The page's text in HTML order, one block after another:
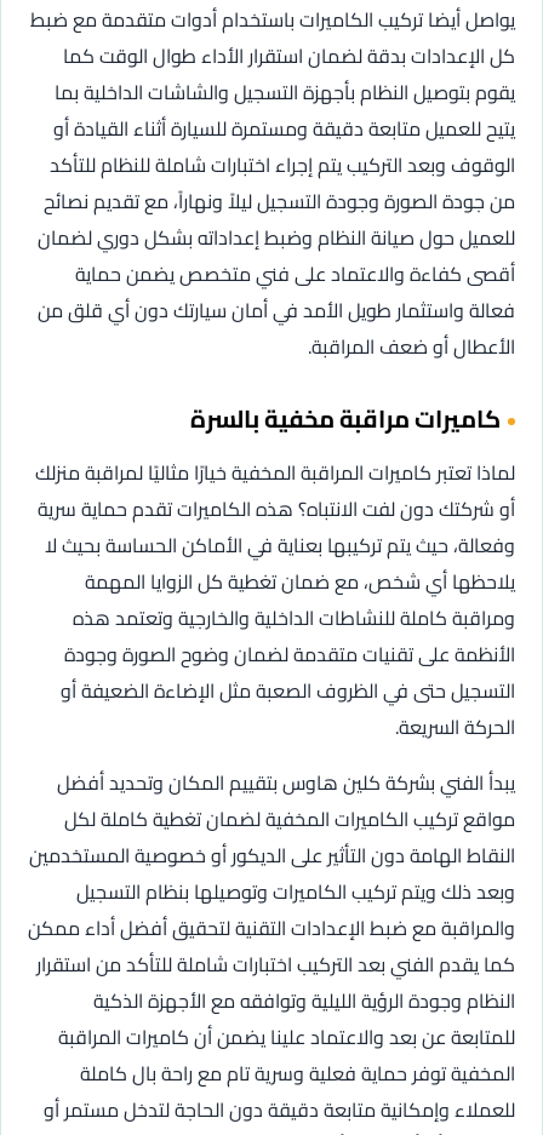
يواصل أيضا تركيب الكاميرات باستخدام أدوات متقدمة مع ضبط
كل الإعدادات بدقة لضمان استقرار الأداء طوال الوقت كما
يقوم بتوصيل النظام بأجهزة التسجيل والشاشات الداخلية بما
يتيح للعميل متابعة دقيقة ومستمرة للسيارة أثناء القيادة أو
الوقوف وبعد التركيب يتم إجراء اختبارات شاملة للنظام للتأكد
من جودة الصورة وجودة التسجيل ليلاً ونهاراً، مع تقديم نصائح
للعميل حول صيانة النظام وضبط إعداداته بشكل دوري لضمان
أقصى كفاءة والاعتماد على فني متخصص يضمن حماية
فعالة واستثمار طويل الأمد في أمان سيارتك دون أي قلق من
الأعطال أو ضعف المراقبة.
كاميرات مراقبة مخفية بالسرة
لماذا تعتبر كاميرات المراقبة المخفية خيارًا مثاليًا لمراقبة منزلك
أو شركتك دون لفت الانتباه؟ هذه الكاميرات تقدم حماية سرية
وفعالة، حيث يتم تركيبها بعناية في الأماكن الحساسة بحيث لا
يلاحظها أي شخص، مع ضمان تغطية كل الزوايا المهمة
ومراقبة كاملة للنشاطات الداخلية والخارجية وتعتمد هذه
الأنظمة على تقنيات متقدمة لضمان وضوح الصورة وجودة
التسجيل حتى في الظروف الصعبة مثل الإضاءة الضعيفة أو
الحركة السريعة.
يبدأ الفني بشركة كلين هاوس بتقييم المكان وتحديد أفضل
مواقع تركيب الكاميرات المخفية لضمان تغطية كاملة لكل
النقاط الهامة دون التأثير على الديكور أو خصوصية المستخدمين
وبعد ذلك ويتم تركيب الكاميرات وتوصيلها بنظام التسجيل
والمراقبة مع ضبط الإعدادات التقنية لتحقيق أفضل أداء ممكن
كما يقدم الفني بعد التركيب اختبارات شاملة للتأكد من استقرار
النظام وجودة الرؤية الليلية وتوافقه مع الأجهزة الذكية
للمتابعة عن بعد والاعتماد علينا يضمن أن كاميرات المراقبة
المخفية توفر حماية فعلية وسرية تام مع راحة بال كاملة
للعملاء وإمكانية متابعة دقيقة دون الحاجة لتدخل مستمر أو